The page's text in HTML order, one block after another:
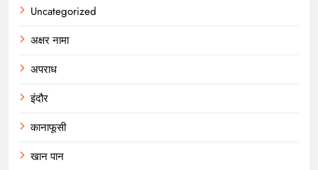
Uncategorized
अक्षर नामा
अपराध
इंदौर
कानाफूसी
खान पान